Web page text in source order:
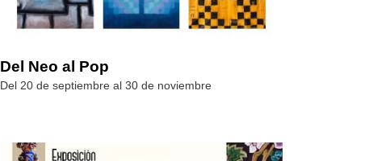
Del Neo al Pop
Del 20 de septiembre al 30 de noviembre